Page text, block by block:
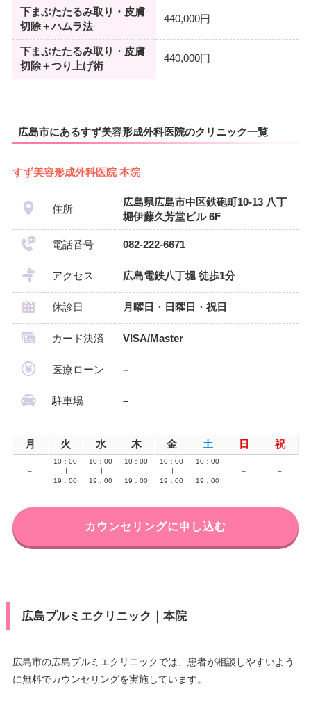
下まぶたたるみ取り・皮膚
切除＋ハムラ法
440,000円
下まぶたたるみ取り・皮膚
切除＋つり上げ術
440,000円
広島市にあるすず美容形成外科医院のクリニック一覧
すず美容形成外科医院 本院
住所
広島県広島市中区鉄砲町10-13 八丁
堀伊藤久芳堂ビル 6F
電話番号 082-222-6671
アクセス 広島電鉄八丁堀 徒歩1分
休診日 月曜日・日曜日・祝日
カード決済 VISA/Master
医療ローン –
駐車場 –
月 火 水 木 金 土 日 祝
–
10：00
19：00
10：00
19：00
10：00
19：00
10：00
19：00
10：00
19：00
– –
カウンセリングに申し込む
広島プルミエクリニック｜本院
広島市の広島プルミエクリニックでは、患者が相談しやすいよう
に無料でカウンセリングを実施しています。